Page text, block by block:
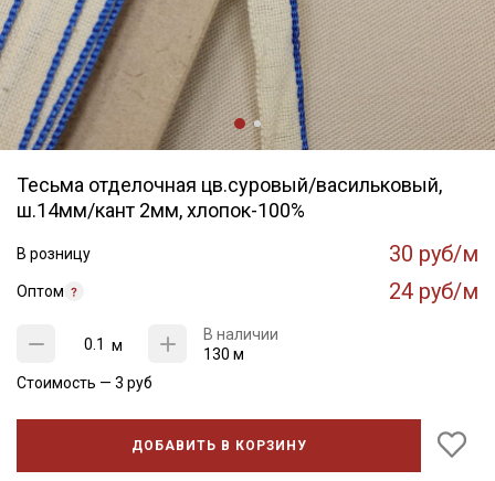
Тесьма отделочная цв.суровый/васильковый,
ш.14мм/кант 2мм, хлопок-100%
В розницу 30 руб/м
Оптом 24 руб/м
м
В наличии
130 м
Стоимость — 3 руб
ДОБАВИТЬ В КОРЗИНУ